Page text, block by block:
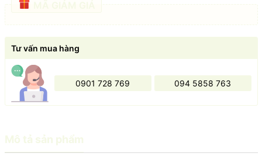
Tư vấn mua hàng
0901 728 769 094 5858 763
Mô tả sản phẩm